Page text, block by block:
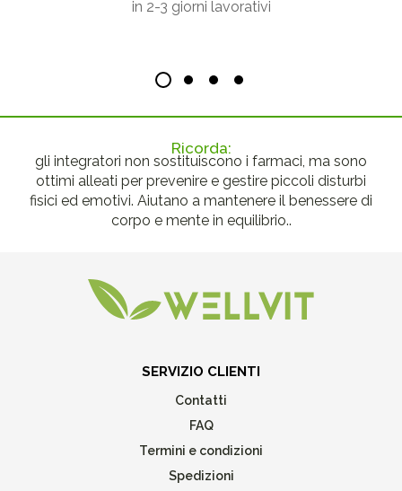
in 2-3 giorni lavorativi
Ricorda:
gli integratori non sostituiscono i farmaci, ma sono
ottimi alleati per prevenire e gestire piccoli disturbi
fisici ed emotivi. Aiutano a mantenere il benessere di
corpo e mente in equilibrio..
SERVIZIO CLIENTI
Contatti
FAQ
Termini e condizioni
Spedizioni